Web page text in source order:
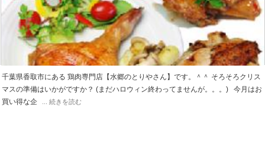
千葉県香取市にある 鶏肉専門店【水郷のとりやさん】です。＾＾ そろそろクリス
マスの準備はいかがですか？ (まだハロウィン終わってませんが。。。) 今月はお
買い得な企
... 続きを読む